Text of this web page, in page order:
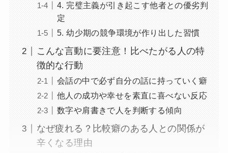
4. 完璧主義が引き起こす他者との優劣判
定
5. 幼少期の競争環境が作り出した習慣
こんな言動に要注意！比べたがる人の特
徴的な行動
会話の中で必ず自分の話に持っていく癖
他人の成功や幸せを素直に喜べない反応
数字や肩書きで人を判断する傾向
なぜ疲れる？比較癖のある人との関係が
辛くなる理由